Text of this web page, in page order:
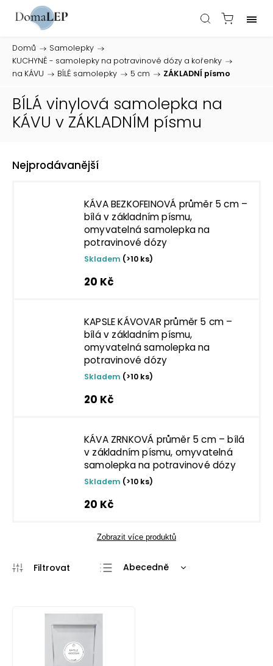
Domů / Samolepky /
KUCHYNĚ - samolepky na potravinové dózy a kořenky /
na KÁVU / BÍLÉ samolepky / 5 cm / ZÁKLADNÍ písmo
BÍLÁ vinylová samolepka na
KÁVU v ZÁKLADNÍM písmu
Nejprodávanější
KÁVA BEZKOFEINOVÁ průměr 5 cm –
bílá v základním písmu,
omyvatelná samolepka na
potravinové dózy
Skladem (>10 ks)
20 Kč
KAPSLE KÁVOVAR průměr 5 cm –
bílá v základním písmu,
omyvatelná samolepka na
potravinové dózy
Skladem (>10 ks)
20 Kč
KÁVA ZRNKOVÁ průměr 5 cm – bílá
v základním písmu, omyvatelná
samolepka na potravinové dózy
Skladem (>10 ks)
20 Kč
Zobrazit více produktů
Abecedně